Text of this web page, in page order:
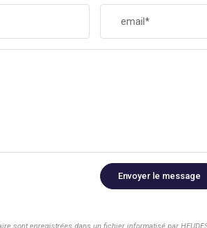
email*
Envoyer le message